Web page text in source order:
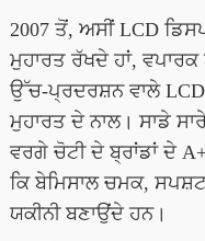
2007 ਤੋਂ, ਅਸੀਂ LCD
ਮੁਹਾਰਤ ਰੱਖਦੇ ਹਾਂ,
ਉੱਚ-ਪ੍ਰਦਰਸ਼ਨ ਵਾਲੇ LCD
ਮੁਹਾਰਤ ਦੇ ਨਾਲ। ਸਾਡੇ
ਵਰਗੇ ਚੋਟੀ ਦੇ ਬ੍ਰਾਂਡਾਂ ਦੇ
ਕਿ ਬੇਮਿਸਾਲ ਚਮਕ,
ਯਕੀਨੀ ਬਣਾਉਂਦੇ ਹਨ।